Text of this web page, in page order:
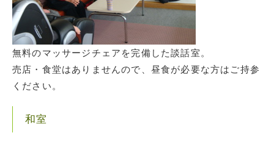
無料のマッサージチェアを完備した談話室。
売店・食堂はありませんので、昼食が必要な方はご持参
ください。
和室